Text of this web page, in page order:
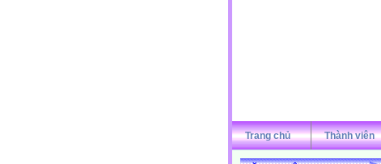
Trang chủ Thành viên